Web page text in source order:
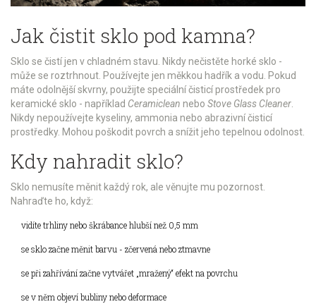
Jak čistit sklo pod kamna?
Sklo se čistí jen v chladném stavu. Nikdy nečistěte horké sklo -
může se roztrhnout. Používejte jen měkkou hadřík a vodu. Pokud
máte odolnější skvrny, použijte speciální čisticí prostředek pro
keramické sklo - například Ceramiclean nebo Stove Glass Cleaner
Nikdy nepoužívejte kyseliny, ammonia nebo abrazivní čisticí
prostředky. Mohou poškodit povrch a snížit jeho tepelnou odolnost.
Kdy nahradit sklo?
Sklo nemusíte měnit každý rok, ale věnujte mu pozornost.
Nahraďte ho, když:
vidíte trhliny nebo škrábance hlubší než 0,5 mm
se sklo začne měnit barvu - zčervená nebo ztmavne
se při zahřívání začne vytvářet „mražený“ efekt na povrchu
se v něm objeví bubliny nebo deformace